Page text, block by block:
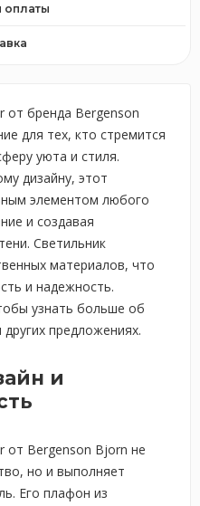
оплаты
от бренда Bergenson
для тех, кто стремится
уюта и стиля.
дизайну, этот
элементом любого
и создавая
Светильник
материалов, что
и надежность.
узнать больше об
предложениях.
и
от Bergenson Bjorn не
но и выполняет
Его плафон из